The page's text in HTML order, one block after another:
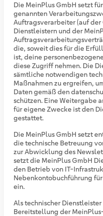
Die MeinPlus GmbH setzt
genannten
Auftragsverarbeiter (auf
Dienstleistern und der
die, soweit dies für die
ist, deine
diese Zugriff nehmen. Die
sämtliche notwendigen
Maßnahmen zu ergreifen,
Daten gemäß den
schützen. Eine Weitergabe
für eigene Zwecke ist den
gestattet.
Die MeinPlus GmbH setzt
die technische Betreuung
zur Abwicklung des
setzt die MeinPlus GmbH
den Betrieb von IT-
Nebenkontobuchführung
ein.
Als technischer
Bereitstellung der